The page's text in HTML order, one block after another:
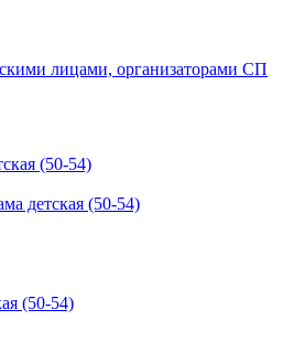
лицами, организаторами СП
детская (50-54)
(50-54)